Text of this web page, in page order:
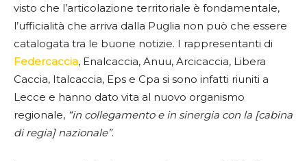
visto che l’articolazione territoriale è fondamentale,
l’ufficialità che arriva dalla Puglia non può che essere
catalogata tra le buone notizie. I rappresentanti di
Federcaccia, Enalcaccia, Anuu, Arcicaccia, Libera
Caccia, Italcaccia, Eps e Cpa si sono infatti riuniti a
Lecce e hanno dato vita al nuovo organismo
regionale, “in collegamento e in sinergia con la [cabina
di regia] nazionale”.